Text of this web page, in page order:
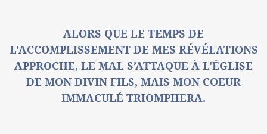
ALORS QUE LE TEMPS DE
L'ACCOMPLISSEMENT DE MES RÉVÉLATIONS
APPROCHE, LE MAL S’ATTAQUE À L'ÉGLISE
DE MON DIVIN FILS, MAIS MON COEUR
IMMACULÉ TRIOMPHERA.